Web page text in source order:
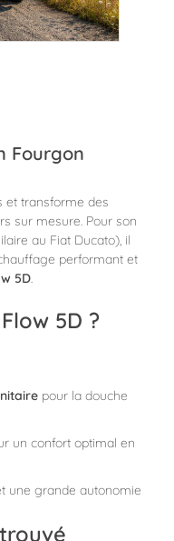
Fourgon
et transforme des
sur mesure. Pour son
au Fiat Ducato), il
performant et
5D.
5D ?
pour la douche
un confort optimal en
une grande autonomie